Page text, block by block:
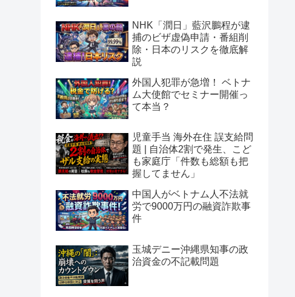
NHK「潤日」藍沢鵬程が逮
捕のビザ虚偽申請・番組削
除・日本のリスクを徹底解
説
外国人犯罪が急増！ ベトナ
ム大使館でセミナー開催っ
て本当？
児童手当 海外在住 誤支給問
題 | 自治体2割で発生、こど
も家庭庁「件数も総額も把
握してません」
中国人がベトナム人不法就
労で9000万円の融資詐欺事
件
玉城デニー沖縄県知事の政
治資金の不記載問題